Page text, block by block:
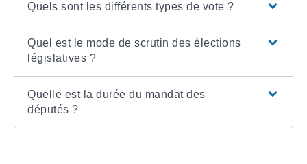
Quels sont les différents types de vote ?
Quel est le mode de scrutin des élections
législatives ?
Quelle est la durée du mandat des
députés ?